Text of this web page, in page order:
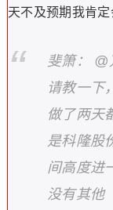
天不及预期我肯定
斐箫： @
请教一下
做了两天
是科隆股
间高度进
没有其他